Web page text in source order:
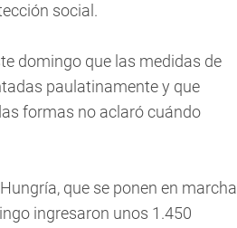
social.
domingo que las medidas de
paulatinamente y que
formas no aclaró cuándo
que se ponen en marcha
ingresaron unos 1.450